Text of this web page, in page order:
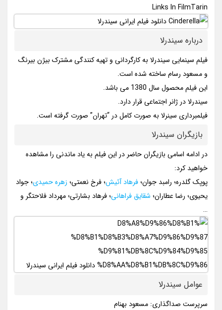
Links In FilmTarin
درباره سیندرلا
فیلم سینمایی سیندرلا به کارگردانی و تهیه کنندگی مشترک بیژن بیرنگ
و مسعود رسام ساخته شده است.
این فیلم محصول سال 1380 می باشد.
سیندرلا در ژانر اجتماعی قرار دارد.
فیلمبرداری سینرلا به صورت کامل در “تهران” صورت گرفته است.
بازیگران سیندرلا
در ادامه اسامی بازیگران حاضر در این فیلم به یاد ماندنی را مشاهده
خواهید کرد:
پوپک گلدره؛ رامبد جوان؛فرهاد آئیش؛ فرخ نعمتی؛ زهره حمیدی؛ جواد
یحیوی؛ رضا عطاران؛ شقایق فراهانی؛ فرهاد بشارتی؛ مهرداد فلاحتگر و
…
عوامل سیندرلا
سرپرست صداگذاری: مسعود بهنام